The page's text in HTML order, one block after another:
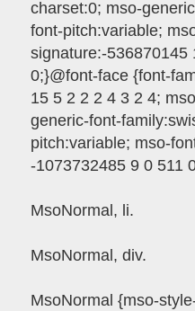
charset:0; mso-
font-pitch:variable;
signature:-536870145
0;}@font-face {font-
15 5 2 2 2 4 3 2 4;
generic-font-
pitch:variable; mso-
-1073732485 9 0 511
MsoNormal, li.
MsoNormal, div.
MsoNormal {mso-